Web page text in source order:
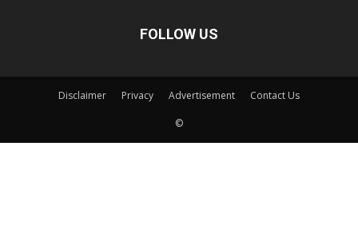
FOLLOW US
Disclaimer Privacy Advertisement Contact Us
©